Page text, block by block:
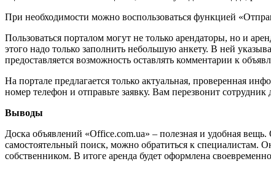
При необходимости можно воспользоваться функцией
Пользоваться порталом могут не только арендаторы, но и
этого надо только заполнить небольшую анкету. В ней
предоставляется возможность оставлять комментарии к
На портале предлагается только актуальная, проверенная
номер телефон и отправьте заявку. Вам перезвонит
Выводы
Доска объявлений «Office.com.ua» – полезная и удобная
самостоятельный поиск, можно обратиться к
собственником. В итоге аренда будет оформлена